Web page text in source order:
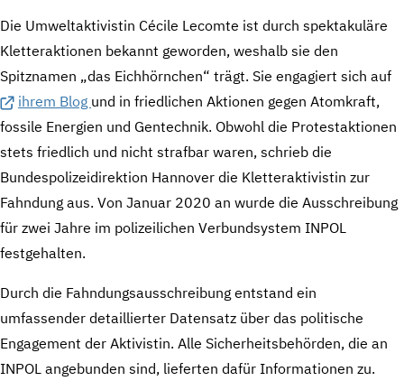
Die Umweltaktivistin Cécile Lecomte ist durch spektakuläre
Kletteraktionen bekannt geworden, weshalb sie den
Spitznamen „das Eichhörnchen“ trägt. Sie engagiert sich auf
ihrem Blog und in friedlichen Aktionen gegen Atomkraft,
fossile Energien und Gentechnik. Obwohl die Protestaktionen
stets friedlich und nicht strafbar waren, schrieb die
Bundespolizeidirektion Hannover die Kletteraktivistin zur
Fahndung aus. Von Januar 2020 an wurde die Ausschreibung
für zwei Jahre im polizeilichen Verbundsystem INPOL
festgehalten.
Durch die Fahndungsausschreibung entstand ein
umfassender detaillierter Datensatz über das politische
Engagement der Aktivistin. Alle Sicherheitsbehörden, die an
INPOL angebunden sind, lieferten dafür Informationen zu.